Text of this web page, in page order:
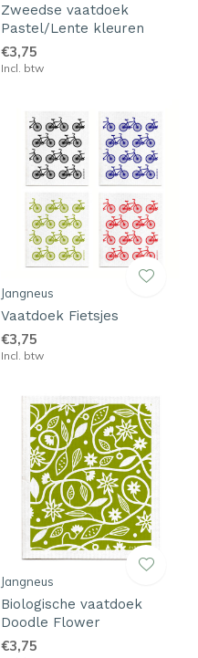
Zweedse vaatdoek
Pastel/Lente kleuren
€3,75
Incl. btw
Jangneus
Vaatdoek Fietsjes
€3,75
Incl. btw
Jangneus
Biologische vaatdoek
Doodle Flower
€3,75